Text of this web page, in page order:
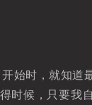
始时，就知道
时候，只要我